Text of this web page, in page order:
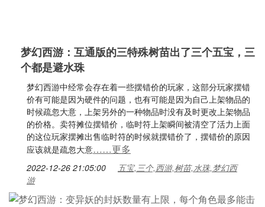
梦幻西游：互通版的三特殊树苗出了三个五宝，三
个都是避水珠
梦幻西游中经常会存在着一些摆错价的玩家，这部分玩家摆错
价有可能是因为硬件的问题，也有可能是因为自己上架物品的
时候疏忽大意，上架另外的一种物品时没有及时更改上架物品
的价格。卖符摊位摆错价，临时符上架瞬间被清空了活力上面
的这位玩家摆摊出售临时符的时候就摆错价了，摆错价的原因
应该就是疏忽大意……更多
2022-12-26 21:05:00
五宝,三个,西游,树苗,水珠,梦幻西
游